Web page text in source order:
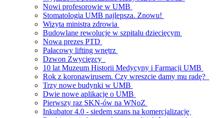
Nowi profesorowie w UMB
Stomatologia UMB najlepsza. Znowu!
Wizyta ministra zdrowia
Budowlane rewolucje w szpitalu dziecięcym
Nowa prezes PTD
Pałacowy lifting wnętrz
Dzwon Zwycięzcy
10 lat Muzeum Historii Medycyny i Farmacji UMB
Rok z koronawirusem. Czy wreszcie damy mu radę?
Trzy nowe budynki w UMB
Dwie nowe aplikacje o UMB
Pierwszy raz SKN-ów na WNoZ
Inkubator 4.0 - siedem szans na komercjalizację